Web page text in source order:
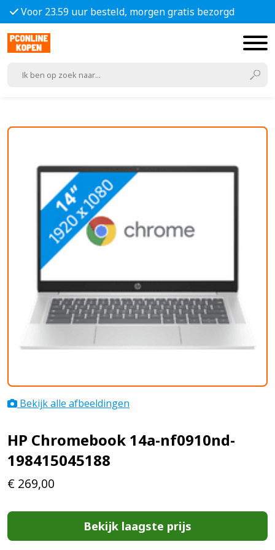
Voor 23.59 uur besteld, morgen gratis bezorgd
Bekijk alle afbeeldingen
HP Chromebook 14a-nf0910nd-
198415045188
€ 269,00
Bekijk laagste prijs